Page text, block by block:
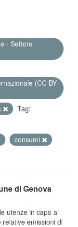
- Settore
(CC BY
Tag:
consumi
di Genova
utenze in capo al
emissioni di